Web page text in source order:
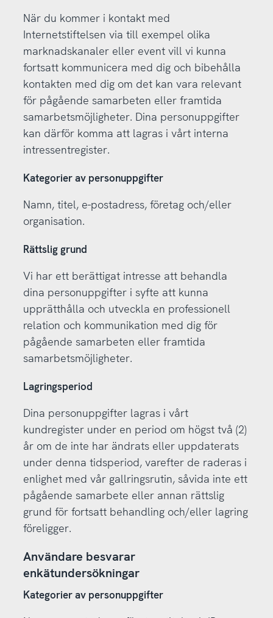
När du kommer i kontakt med
Internetstiftelsen via till exempel olika
marknadskanaler eller event vill vi kunna
fortsatt kommunicera med dig och bibehålla
kontakten med dig om det kan vara relevant
för pågående samarbeten eller framtida
samarbetsmöjligheter. Dina personuppgifter
kan därför komma att lagras i vårt interna
intressentregister.
Kategorier av personuppgifter
Namn, titel, e-postadress, företag och/eller
organisation.
Rättslig grund
Vi har ett berättigat intresse att behandla
dina personuppgifter i syfte att kunna
upprätthålla och utveckla en professionell
relation och kommunikation med dig för
pågående samarbeten eller framtida
samarbetsmöjligheter.
Lagringsperiod
Dina personuppgifter lagras i vårt
kundregister under en period om högst två (2)
år om de inte har ändrats eller uppdaterats
under denna tidsperiod, varefter de raderas i
enlighet med vår gallringsrutin, såvida inte ett
pågående samarbete eller annan rättslig
grund för fortsatt behandling och/eller lagring
föreligger.
Användare besvarar
enkätundersökningar
Kategorier av personuppgifter